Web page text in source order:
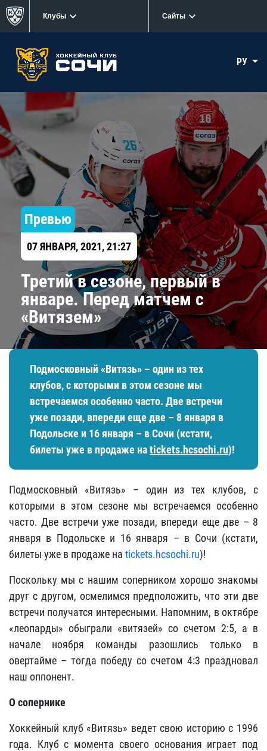
Клубы Сайты
РУ
Превью
07 ЯНВАРЯ, 2021, 21:27
​Третий в сезоне, первый в
январе. Перед матчем с
«Витязем»
Подмосковный «Витязь» – один из тех
клубов, с которыми в этом сезоне мы
встречаемся особенно часто. Две встречи
уже позади, впереди еще две – 8 января в
Подольске и 16 января – в Сочи (кстати,
билеты уже в продаже наtickets.hcsochi.ru)!
Подмосковный «Витязь» – один из тех клубов, с
которыми в этом сезоне мы встречаемся особенно
часто. Две встречи уже позади, впереди еще две – 8
января в Подольске и 16 января – в Сочи (кстати,
билеты уже в продаже на tickets.hcsochi.ru)!
Поскольку мы с нашим соперником хорошо знакомы
друг с другом, осмелимся предположить, что эти две
встречи получатся интересными. Напомним, в октябре
«леопарды» обыграли «витязей» со счетом 2:5, а в
начале ноября команды разошлись только в
овертайме – тогда победу со счетом 4:3 праздновал
наш оппонент.
О сопернике
Хоккейный клуб «Витязь» ведет свою историю с 1996
года. Клуб с момента своего основания играет под